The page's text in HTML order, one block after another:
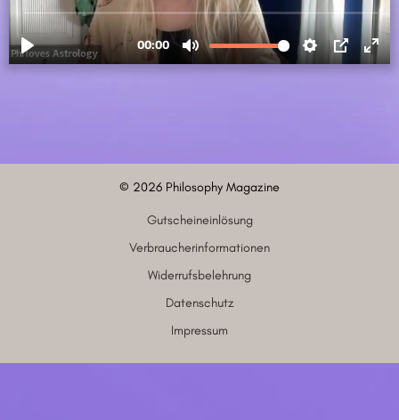
© 2026 Philosophy Magazine
Gutscheineinlösung
Verbraucherinformationen
Widerrufsbelehrung
Datenschutz
Impressum